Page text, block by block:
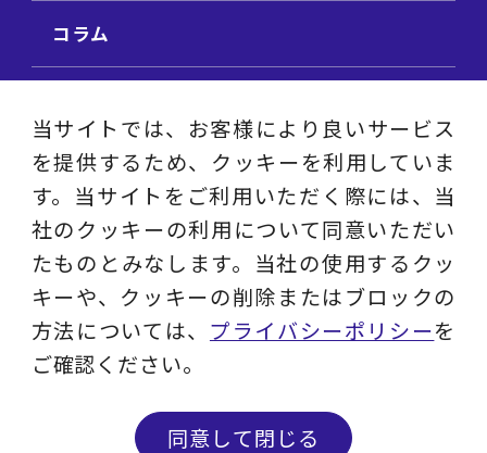
コラム
ビジネステーマ解説集
動画ライブラリ
採用サイト
プライバシーポリシー
ソーシャルメディアアカウントポリシー
当サイトでは、お客様により良いサービス
を提供するため、クッキーを利用していま
す。当サイトをご利用いただく際には、当
社のクッキーの利用について同意いただい
たものとみなします。当社の使用するクッ
キーや、クッキーの削除またはブロックの
方法については、 プライバシーポリシーを
ご確認ください。
同意して閉じる